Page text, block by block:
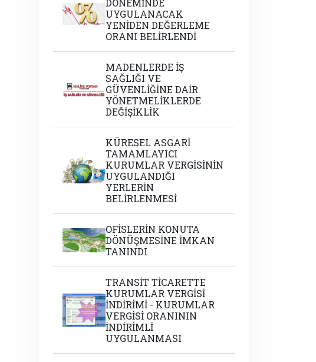
DÖNEMİNDE
UYGULANACAK
YENİDEN DEĞERLEME
ORANI BELİRLENDİ
MADENLERDE İŞ
SAĞLIĞI VE
GÜVENLİĞİNE DAİR
YÖNETMELİKLERDE
DEĞİŞİKLİK
KÜRESEL ASGARİ
TAMAMLAYICI
KURUMLAR VERGİSİNİN
UYGULANDIĞI
YERLERİN
BELİRLENMESİ
OFİSLERİN KONUTA
DÖNÜŞMESİNE İMKAN
TANINDI
TRANSİT TİCARETTE
KURUMLAR VERGİSİ
İNDİRİMİ - KURUMLAR
VERGİSİ ORANININ
İNDİRİMLİ
UYGULANMASI